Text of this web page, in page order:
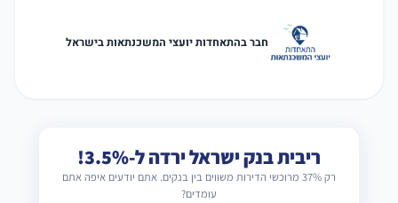
חבר בהתאחדות יועצי המשכנתאות בישראל
ריבית בנק ישראל ירדה ל-3.5%!
רק 37% מרוכשי הדירות משווים בין בנקים. אתם יודעים איפה אתם
עומדים?